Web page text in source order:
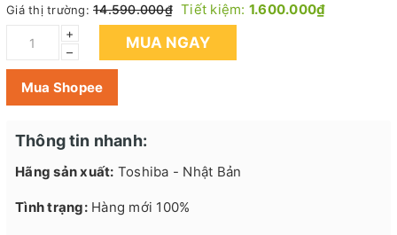
Giá thị trường: 14.590.000₫ Tiết kiệm: 1.600.000₫
+
–
MUA NGAY
Mua Shopee
Thông tin nhanh:
Hãng sản xuất: Toshiba - Nhật Bản
Tình trạng:Hàng mới 100%